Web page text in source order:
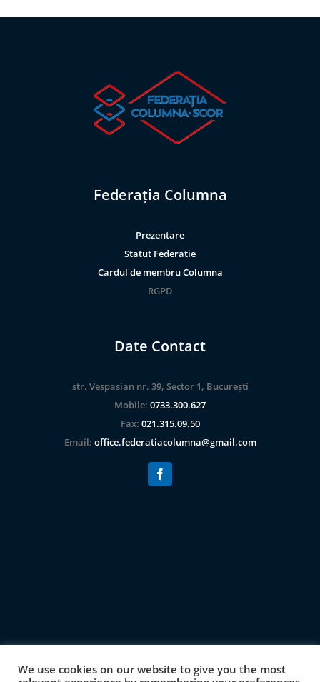
Federația Columna
Prezentare
Statut Federatie
Cardul de membru Columna
RGPD
Date Contact
str. Vespasian nr. 39, Sector 1, București
Mobile: 0733.300.627
Fax: 021.315.09.50
Email: office.federatiacolumna@gmail.com
We use cookies on our website to give you the most